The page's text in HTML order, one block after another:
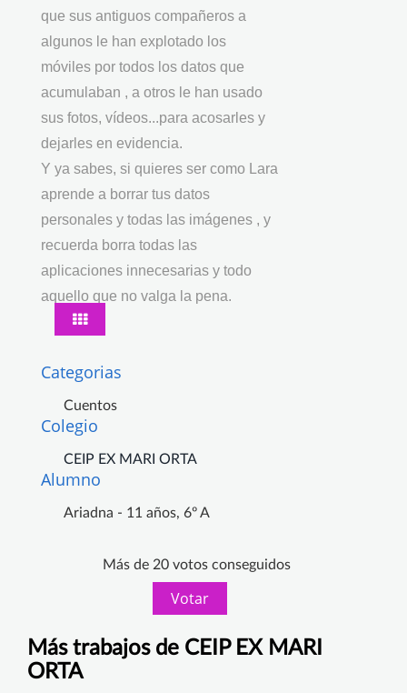
que sus antiguos compañeros a
algunos le han explotado los
móviles por todos los datos que
acumulaban , a otros le han usado
sus fotos, vídeos...para acosarles y
dejarles en evidencia.
Y ya sabes, si quieres ser como Lara
aprende a borrar tus datos
personales y todas las imágenes , y
recuerda borra todas las
aplicaciones innecesarias y todo
aquello que no valga la pena.
Categorias
Cuentos
Colegio
CEIP EX MARI ORTA
Alumno
Ariadna - 11 años, 6º A
Más de 20 votos conseguidos
Votar
Más trabajos de CEIP EX MARI
ORTA